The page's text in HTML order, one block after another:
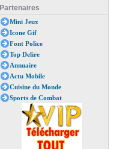
Partenaires
Mini Jeux
Icone Gif
Font Police
Top Delire
Annuaire
Actu Mobile
Cuisine du Monde
Sports de Combat